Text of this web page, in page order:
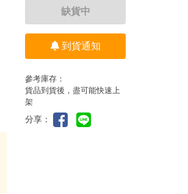
缺貨中
到貨通知
參考庫存：
貨品到貨後，盡可能快速上
架
分享：